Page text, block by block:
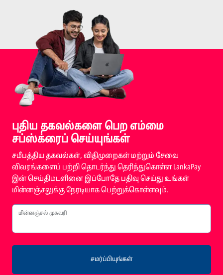
புதிய தகவல்களை பெற எம்மை
சப்ஸ்க்ரைப் செய்யுங்கள்
சமீபத்திய தகவல்கள், விதிமுறைகள் மற்றும் சேவை
விவரங்களைப் பற்றி தொடர்ந்து தெரிந்துகொள்ள LankaPay
இன் செய்திமடளினை இப்போதே பதிவு செய்து உங்கள்
மின்னஞ்சலுக்கு நேரடியாக பெற்றுக்கொள்ளவும்.
மின்னஞ்சல் முகவரி
சமர்ப்பியுங்கள்